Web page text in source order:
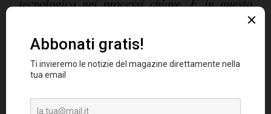
percorso, e solo partendo da un'analisi calata
sulle esigenze reali delle imprese, che la
formazione specialistica può accelerare
innovazione e competitività